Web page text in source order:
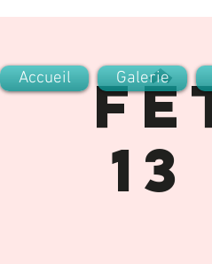
Accueil Galerie